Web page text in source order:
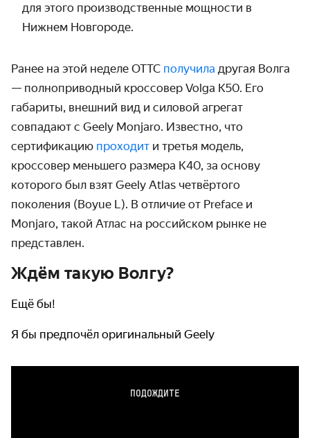
для этого производственные мощности в
Нижнем Новгороде.
Ранее на этой неделе ОТТС получила другая Волга
— полноприводный кроссовер Volga K50. Его
габариты, внешний вид и силовой агрегат
совпадают с Geely Monjaro. Известно, что
сертификацию проходит и третья модель,
кроссовер меньшего размера K40, за основу
которого был взят Geely Atlas четвёртого
поколения (Boyue L). В отличие от Preface и
Monjaro, такой Атлас на российском рынке не
представлен.
Ждём такую Волгу?
Ещё бы!
Я бы предпочёл оригинальный Geely
ПОДОЖДИТЕ